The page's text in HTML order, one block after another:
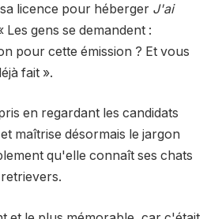
licence pour héberger J'ai
Les gens se demandent :
pour cette émission ? Et vous
fait ».
en regardant les candidats
maîtrise désormais le jargon
qu'elle connaît ses chats